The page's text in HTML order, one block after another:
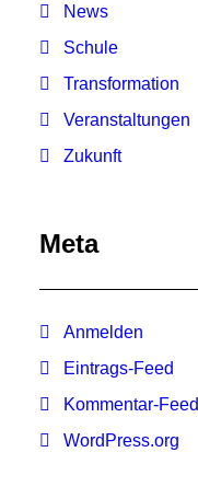
News
Schule
Transformation
Veranstaltungen
Zukunft
Meta
Anmelden
Eintrags-Feed
Kommentar-Feed
WordPress.org